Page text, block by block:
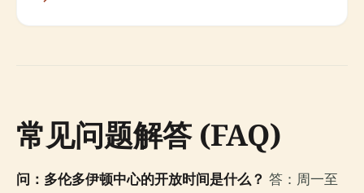
常见问题解答 (FAQ)
问：多伦多伊顿中心的开放时间是什么？ 答：周一至